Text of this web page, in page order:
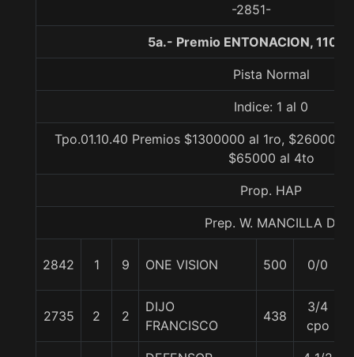
-2851-
5a.- Premio ENTONACION, 1100
Pista Normal
Indice: 1 al 0
Tpo.01.10.40 Premios $1300000 al 1ro, $260000
$65000 al 4to
Prop. HAP
Prep. W. MANCILLA D.
2842 1 9 ONE VISION 500 0/0
2735 2 2
DIJO
FRANCISCO
438
3/4
cpo